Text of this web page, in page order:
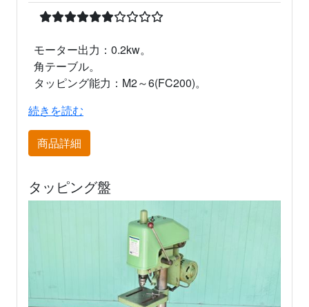
モーター出力：0.2kw。
角テーブル。
タッピング能力：M2～6(FC200)。
吉良 KRT-10 仕様
動作確認項目
・外観の傷、破損はないか：なし
・欠品はないか：なし
・回転時に異音はないか：なし
・回転時に大きなブレはないか：なし
・回転ベルトは消耗しているか：多少消耗あり
・タップの切り替えは正常か：OK
・スイッチは破損などなく正常に機能している
か：OK
続きを読む
商品詳細
タッピング盤